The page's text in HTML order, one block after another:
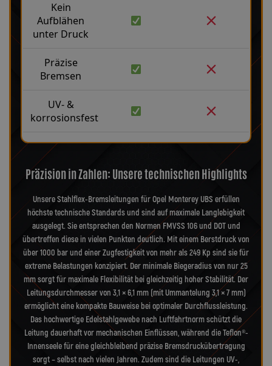
Kein
Aufblähen
unter Druck
Präzise
Bremsen
UV- &
korrosionsfest
Präzision in Zahlen: Unsere technischen Highlights
Unsere Stahlflex-Bremsleitungen für Opel Monterey UBS erfüllen
höchste technische Standards und sind auf maximale Langlebigkeit
ausgelegt. Sie entsprechen den Normen FMVSS 106 und DOT und
übertreffen diese in vielen Punkten deutlich. Mit einem Berstdruck von
über 1000 bar und einer Zugfestigkeit von mehr als 249 Kp sind sie für
extreme Belastungen konzipiert. Der minimale Biegeradius von nur 25
mm sorgt für maximale Flexibilität bei gleichzeitig hoher Stabilität. Der
Leitungsdurchmesser von 3,1 × 6,1 mm (mit Ummantelung 3,1 × 7 mm)
ermöglicht eine kompakte Bauweise bei optimaler Durchflussleistung.
Das hochwertige Edelstahlgewebe nach Luftfahrtnorm schützt die
Leitung dauerhaft vor mechanischen Einflüssen, während die Teflon®-
Innenseele für eine gleichbleibend präzise Bremsdruckübertragung
sorgt – selbst nach vielen Jahren. Zudem sind die Leitungen UV-,